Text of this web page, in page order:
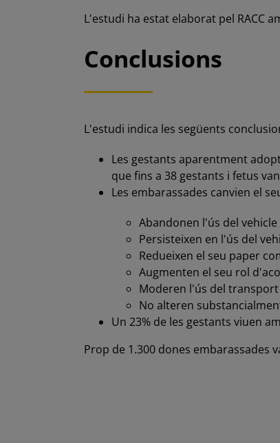
L'estudi ha estat elaborat pel RACC
Conclusions
L'estudi indica les següents
Les gestants aparentment
que fins a 38 gestants i fetus
Les embarassades canvien el
Abandonen l'ús del
Persisteixen en l'ús del
Redueixen el seu paper
Augmenten el seu rol
Moderen l'ús del
No alteren
Un 23% de les gestants viuen
Prop de 1.300 dones embarassades